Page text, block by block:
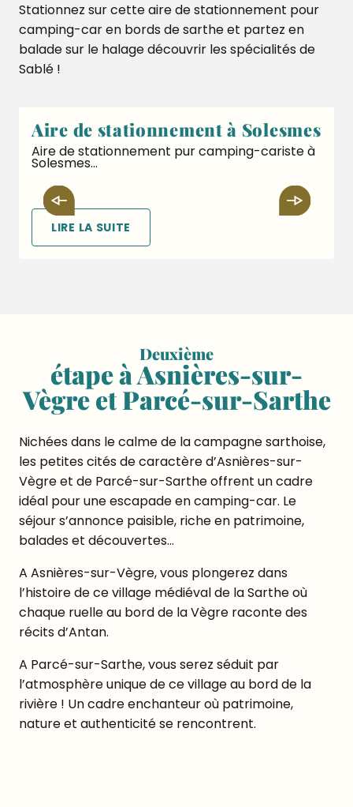
Stationnez sur cette aire de stationnement pour
camping-car en bords de sarthe et partez en
balade sur le halage découvrir les spécialités de
Sablé !
Aire de stationnement à Solesmes
Aire de stationnement pur camping-cariste à
Solesmes...
LIRE LA SUITE
deuxième
étape à Asnières-sur-
Vègre et Parcé-sur-Sarthe
Nichées dans le calme de la campagne sarthoise,
les petites cités de caractère d’Asnières-sur-
Vègre et de Parcé-sur-Sarthe offrent un cadre
idéal pour une escapade en camping-car. Le
séjour s’annonce paisible, riche en patrimoine,
balades et découvertes…
A Asnières-sur-Vègre, vous plongerez dans
l’histoire de ce village médiéval de la Sarthe où
chaque ruelle au bord de la Vègre raconte des
récits d’Antan.
A Parcé-sur-Sarthe, vous serez séduit par
l’atmosphère unique de ce village au bord de la
rivière ! Un cadre enchanteur où patrimoine,
nature et authenticité se rencontrent.